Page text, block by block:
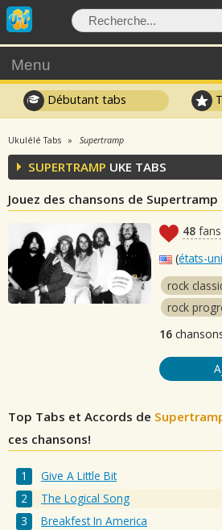
Menu
Débutant tabs
Ukulélé Tabs Supertramp
SUPERTRAMP UKE TABS
Jouez des chansons de Supertramp
48 fans
(états-
rock
rock
16
Top Tabs et Accords de
ces chansons!
Give A Little Bit
The Logical Song
Breakfest In America